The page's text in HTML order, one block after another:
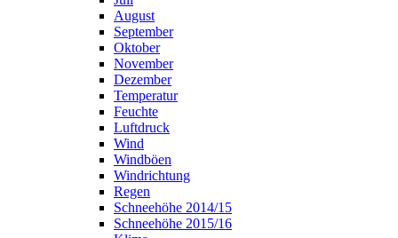
August
September
Oktober
November
Dezember
Temperatur
Feuchte
Luftdruck
Wind
Windböen
Windrichtung
Regen
Schneehöhe 2014/15
Schneehöhe 2015/16